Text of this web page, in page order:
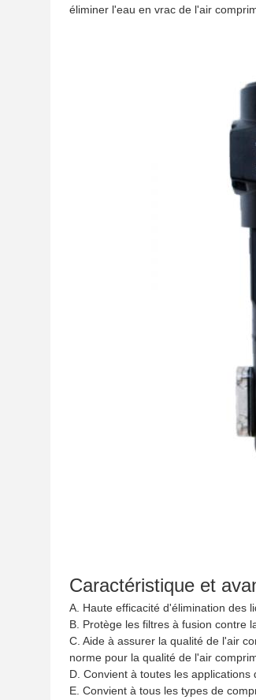
éliminer l'eau en vrac de l'air
Caractéristique et
A. Haute efficacité d'élimination des
B. Protège les filtres à fusion contre
C. Aide à assurer la qualité de l'air
norme pour la qualité de l'air
D. Convient à toutes les applications
E. Convient à tous les types de